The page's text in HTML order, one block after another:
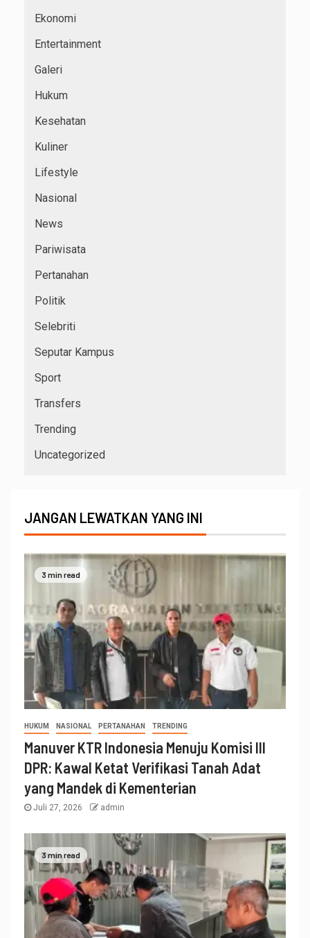
Ekonomi
Entertainment
Galeri
Hukum
Kesehatan
Kuliner
Lifestyle
Nasional
News
Pariwisata
Pertanahan
Politik
Selebriti
Seputar Kampus
Sport
Transfers
Trending
Uncategorized
JANGAN LEWATKAN YANG INI
3 min read
HUKUM NASIONAL PERTANAHAN TRENDING
Manuver KTR Indonesia Menuju Komisi III
DPR: Kawal Ketat Verifikasi Tanah Adat
yang Mandek di Kementerian
Juli 27, 2026 admin
3 min read